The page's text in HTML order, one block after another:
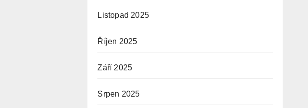
Listopad 2025
Říjen 2025
Září 2025
Srpen 2025